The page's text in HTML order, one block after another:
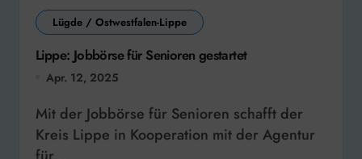
Lügde / Ostwestfalen-Lippe
Lippe: Jobbörse für Senioren gestartet
Apr. 12, 2025
Mit der Jobbörse für Senioren schafft der
Kreis Lippe in Kooperation mit der Agentur